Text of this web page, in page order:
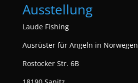
Ausstellung
Laude Fishing
Ausrüster für Angeln in Norwegen
Rostocker Str. 6B